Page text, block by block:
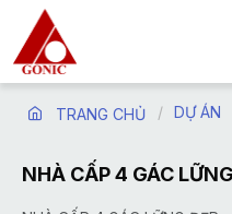
TRANG CHỦ DỰ ÁN
NHÀ CẤP 4 GÁC LỮNG